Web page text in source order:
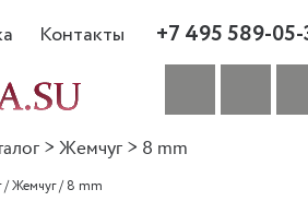
Контакты +7 495 589-
> Жемчуг > 8 mm
/Жемчуг/8 mm